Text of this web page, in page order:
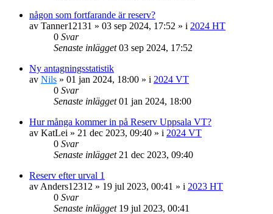
någon som fortfarande är reserv?
av Tanner12131 » 03 sep 2024, 17:52 » i 2024 HT
0 Svar
Senaste inlägget03 sep 2024, 17:52
Ny antagningsstatistik
av Nils » 01 jan 2024, 18:00 » i 2024 VT
0 Svar
Senaste inlägget01 jan 2024, 18:00
Hur många kommer in på Reserv Uppsala VT?
av KatLei » 21 dec 2023, 09:40 » i 2024 VT
0 Svar
Senaste inlägget 21 dec 2023, 09:40
Reserv efter urval 1
av Anders12312 » 19 jul 2023, 00:41 » i 2023 HT
0 Svar
Senaste inlägget 19 jul 2023, 00:41